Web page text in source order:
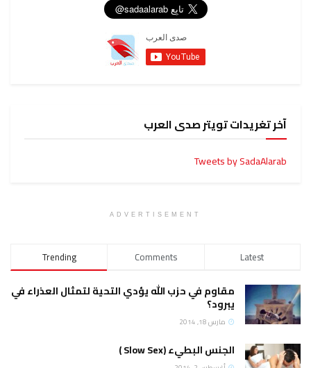
آخر تغريدات تويتر صدى العرب
Tweets by SadaAlarab
ADVERTISEMENT
Trending Comments Latest
مقاوم في حزب الله يؤدي التحية لتمثال العذراء في
يبرود؟
مارس 18, 2014
الجنس البطيء (Slow Sex )